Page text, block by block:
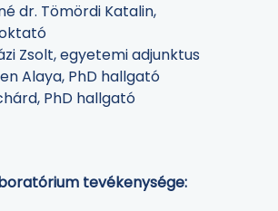
dr. Tömördi Katalin,
Zsolt, egyetemi adjunktus
Alaya, PhD hallgató
PhD hallgató
tevékenysége: